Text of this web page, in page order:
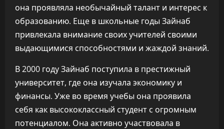
она проявляла необычайный талант и интерес к
образованию. Еще в школьные годы Зайнаб
привлекала внимание своих учителей своими
выдающимися способностями и жаждой знаний.
В 2000 году Зайнаб поступила в престижный
университет, где она изучала экономику и
финансы. Уже во время учебы она проявила
себя как высококлассный студент с огромным
потенциалом. Она активно участвовала в